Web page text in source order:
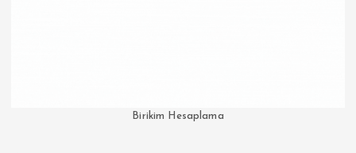
Birikim Hesaplama